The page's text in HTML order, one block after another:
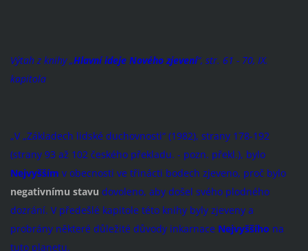
Výtah z knihy „Hlavní ideje Nového zjevení“, str. 61 - 70, IX.
kapitola
„V „Základech lidské duchovnosti“ (1982), strany 178-192
(strany 93 až 102 českého překladu. - pozn. překl.), bylo
Nejvyšším v obecnosti ve třinácti bodech zjeveno, proč bylo
negativnímu stavu dovoleno, aby došel svého plodného
dozrání. V předešlé kapitole této knihy byly zjeveny a
probrány některé důležité důvody inkarnace Nejvyššího na
tuto planetu.